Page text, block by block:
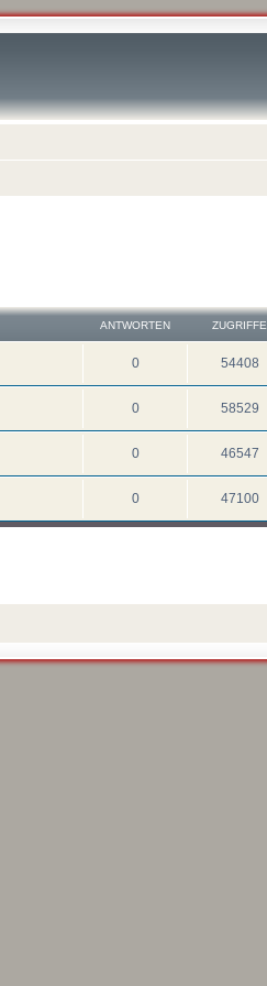
ANTWORTEN ZUGRIFFE
0 54408
0 58529
0 46547
0 47100